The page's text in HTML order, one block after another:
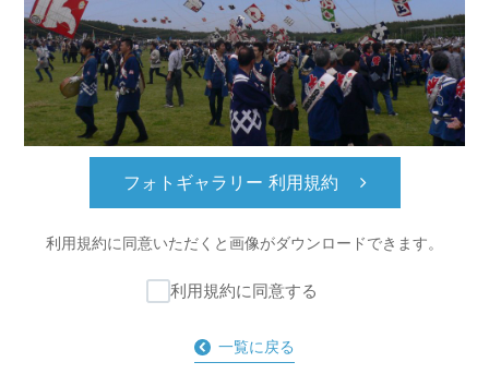
フォトギャラリー 利用規約
利用規約に同意いただくと画像がダウンロードできます。
利用規約に同意する
一覧に戻る